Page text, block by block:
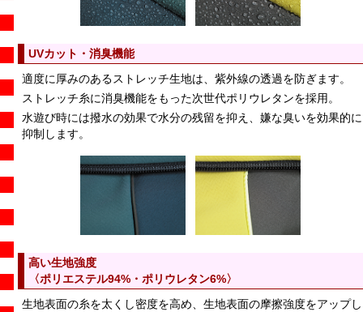
UVカット・消臭機能
適度に厚みのあるストレッチ生地は、紫外線の透過を防ぎます。
ストレッチ糸に消臭機能をもった次世代ポリウレタンを採用。
水遊び時には撥水の効果で水分の残留を抑え、嫌な臭いを効果的に
抑制します。
高い生地強度
〈ポリエステル94%・ポリウレタン6%〉
生地表面の糸を太くし密度を高め、生地表面の摩擦強度をアップし